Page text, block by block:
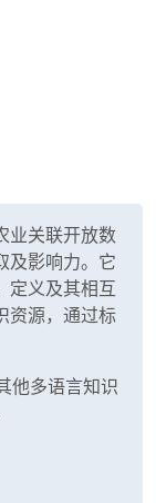
业关联开放数
及影响力。它
定义及其相互
资源，通过标
他多语言知识